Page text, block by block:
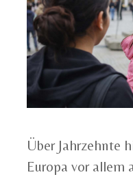
Über Jahrzehnte
Europa vor allem